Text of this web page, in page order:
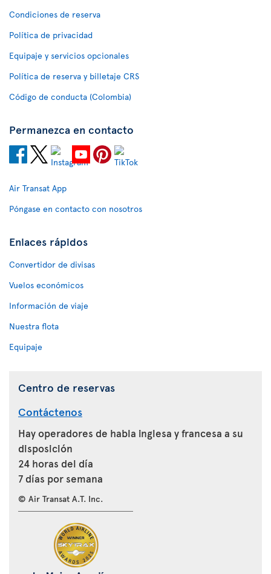
Condiciones de reserva
Política de privacidad
Equipaje y servicios opcionales
Política de reserva y billetaje CRS
Código de conducta (Colombia)
Permanezca en contacto
Air Transat App
Póngase en contacto con nosotros
Enlaces rápidos
Convertidor de divisas
Vuelos económicos
Información de viaje
Nuestra flota
Equipaje
Centro de reservas
Contáctenos
Hay operadores de habla inglesa y francesa a su
disposición
24 horas del día
7 días por semana
© Air Transat A.T. Inc.